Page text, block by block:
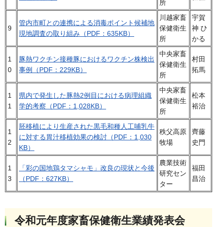
所
9
管内市町との連携による消毒ポイント候補地
現地調査の取り組み（PDF：635KB）
川越家畜
保健衛生
所
宇賀
神 ひ
かる
1
0
豚熱ワクチン接種豚におけるワクチン株検出
事例（PDF：229KB）
中央家畜
保健衛生
所
村田
拓馬
1
1
県内で発生した豚熱2例目における病理組織
学的考察（PDF：1,028KB）
中央家畜
保健衛生
所
松本
裕治
1
2
胚移植により生産された黒毛和種人工哺乳牛
に対する胃汁移植効果の検討（PDF：1,030
KB）
秩父高原
牧場
齊藤
史門
1
3
「彩の国地鶏タマシャモ」改良の現状と今後
（PDF：627KB）
農業技術
研究セン
ター
福田
昌治
令和元年度家畜保健衛生業績発表会